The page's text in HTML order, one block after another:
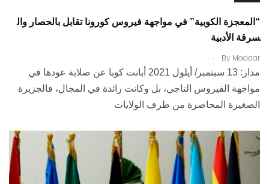
“المعجزة الكوبية” في مواجهة فيروس كورونا تقابل بالحصار وال
سرقة الأدبية
By Madaar
.
مدار: 13 سبتمبر/ أيلول 2021 أبانت كوبا عن صلابة عودها في
مواجهة الفيروس التاجي، بل وكانت رائدة في المجال، فالجزيرة
الصغيرة المحاصرة من طرف الولايات